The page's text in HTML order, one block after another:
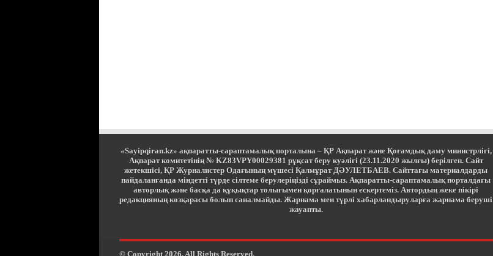
«Sayipqiran.kz» ақпаратты-сараптамалық порталына – ҚР Ақпарат және Қоғамдық даму министрлігі,
Ақпарат комитетінің № KZ83VPY00029381 рұқсат беру куәлігі (23.11.2020 жылғы) берілген. Сайт
жетекшісі, ҚР Журналистер Одағының мүшесі Қалмұрат ДӘУЛЕТБАЕВ. Сайттағы материалдарды
пайдаланғанда міндетті түрде сілтеме берулеріңізді сұраймыз. Ақпаратты-сараптамалық порталдағы
авторлық және басқа да құқықтар толығымен қорғалатынын ескертеміз. Автордың жеке пікірі
редакцияның көзқарасы болып саналмайды. Жарнама мен түрлі хабарландыруларға жарнама беруші
жауапты.
© Copyright 2026, All Rights Reserved.